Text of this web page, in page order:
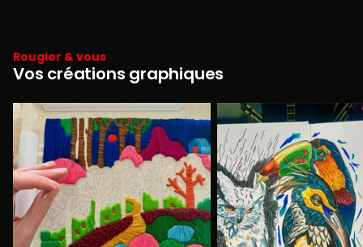
Rougier & vous
Vos créations graphiques